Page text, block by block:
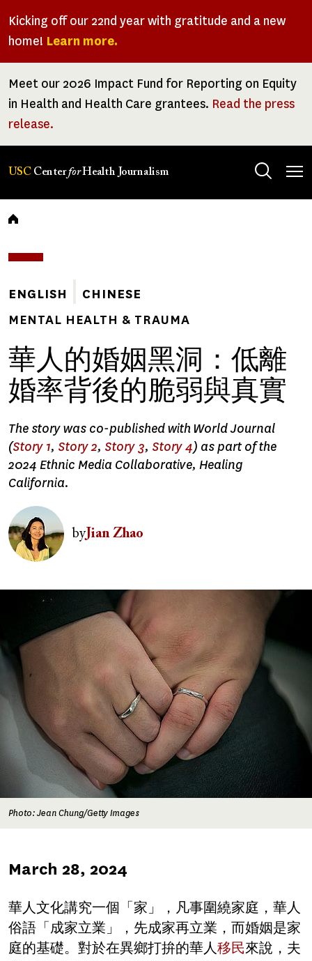
Kicking off our 22nd year with gratitude and a new
home! Learn more.
Meet our 2026 Impact Fund for Reporting on Equity
in Health and Health Care grantees. Read the press
release.
USC CenterforHealth Journalism
Breadcrumb
ENGLISH
CHINESE
MENTAL HEALTH & TRAUMA
華人的婚姻黑洞：低離
婚率背後的脆弱與真實
The story was co-published with World Journal
(Story 1, Story 2, Story 3, Story 4) as part of the
2024 Ethnic Media Collaborative, Healing
California.
Image
byJian Zhao
Photo: Jean Chung/Getty Images
Published
on
March 28, 2024
華人文化講究一個「家」，凡事圍繞家庭，華人
俗語「成家立業」，先成家再立業，而婚姻是家
庭的基礎。對於在異鄉打拚的華人移民來說，夫